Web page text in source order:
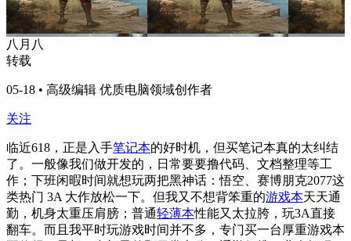
八月八
转载
05-18 • 高级编辑 优质电脑领域创作者
关注
临近618 ，正是入手笔记本的好时机，但买笔记本真的太纠结
了。一般像我们做开发的，日常要要撸代码、文档整理等工
作；下班闲暇时间就想玩两把黑神话：悟空、赛博朋克2077这
类热门 3A 大作放松一下。但我又不想背笨重的游戏本天天通
勤，机身太重压肩膀；普通轻薄本性能又太拉胯，玩3A直接
翻车。而且我平时玩游戏时间并不多，专门买一台厚重游戏本